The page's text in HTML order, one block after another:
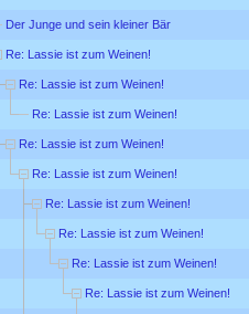
Der Junge und sein kleiner Bär
Re: Lassie ist zum Weinen!
Re: Lassie ist zum Weinen!
Re: Lassie ist zum Weinen!
Re: Lassie ist zum Weinen!
Re: Lassie ist zum Weinen!
Re: Lassie ist zum Weinen!
Re: Lassie ist zum Weinen!
Re: Lassie ist zum Weinen!
Re: Lassie ist zum Weinen!